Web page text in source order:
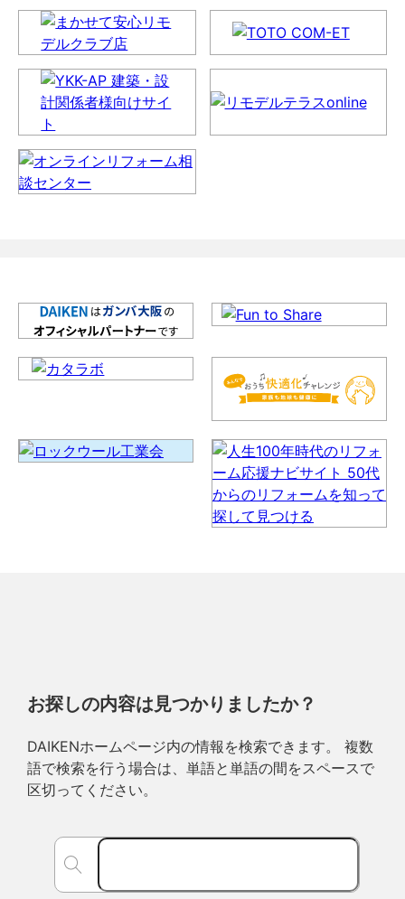
お探しの内容は見つかりましたか？
DAIKENホームページ内の情報を検索できます。 複数
語で検索を行う場合は、単語と単語の間をスペースで
区切ってください。